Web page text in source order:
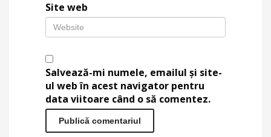
Site web
Salvează-mi numele, emailul și site-
ul web în acest navigator pentru
data viitoare când o să comentez.